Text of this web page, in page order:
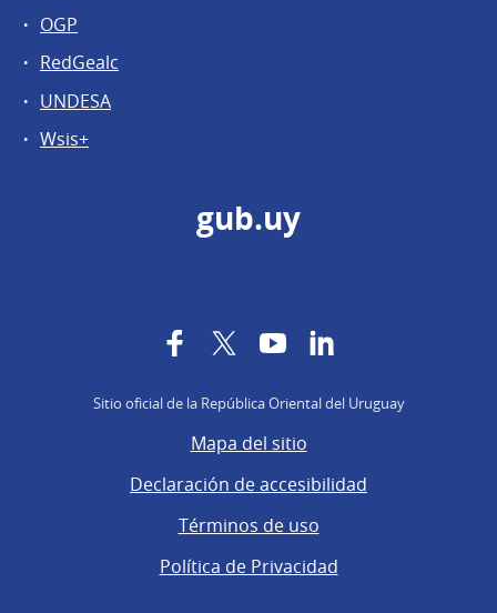
OGP
RedGealc
UNDESA
Wsis+
gub.uy
FacebookTwitterYouTube
Sitio oficial de la República Oriental del Uruguay
Mapa del sitio
Declaración de accesibilidad
Términos de uso
Política de Privacidad